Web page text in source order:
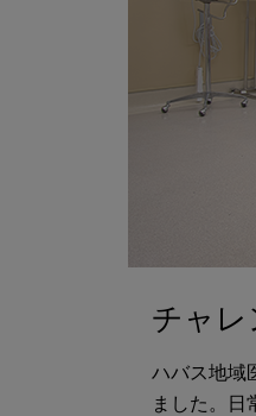
チャレ
ハバス地域
ました。日